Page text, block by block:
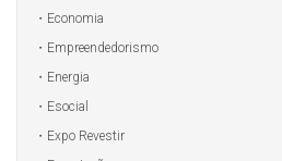
Economia
Empreendedorismo
Energia
Esocial
Expo Revestir